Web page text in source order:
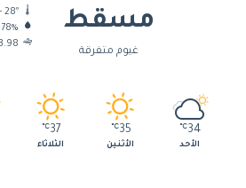
مسقط
غيوم متفرقة
34º - 28º
78%
3.98 كيلومتر/ساعة
34
℃
الأحد
35
℃
الأثنين
37
℃
الثلاثاء